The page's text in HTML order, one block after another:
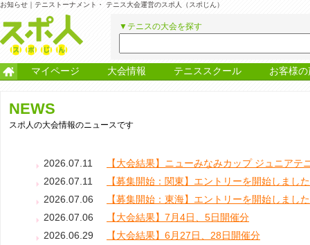
お知らせ｜テニストーナメント・ テニス大会運営のスポ人（スポじん）
▼テニスの大会を探す
マイページ 大会情報 テニススクール お客様の
NEWS
スポ人の大会情報のニュースです
2026.07.11
【大会結果】ニューみなみカップ ジュニア
2026.07.11
【募集開始：関東】エントリーを開始しました
2026.07.06
【募集開始：東海】エントリーを開始しました
2026.07.06
【大会結果】7月4日、5日開催分
2026.06.29
【大会結果】6月27日、28日開催分